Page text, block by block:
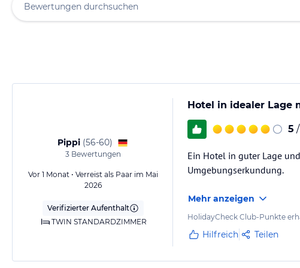
Pippi (56-60)
3Bewertungen
Vor 1 Monat • Verreist als Paar im Mai
2026
Verifizierter Aufenthalt
TWIN STANDARDZIMMER
Hotel in idealer Lage
5
Ein Hotel in guter Lage
Umgebungserkundung.
Mehr anzeigen
HolidayCheck Club-Punkte
Hilfreich Teilen